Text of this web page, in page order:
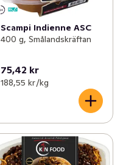
Scampi Indienne ASC
400 g, Smålandskräftan
75,42 kr
188,55 kr /kg